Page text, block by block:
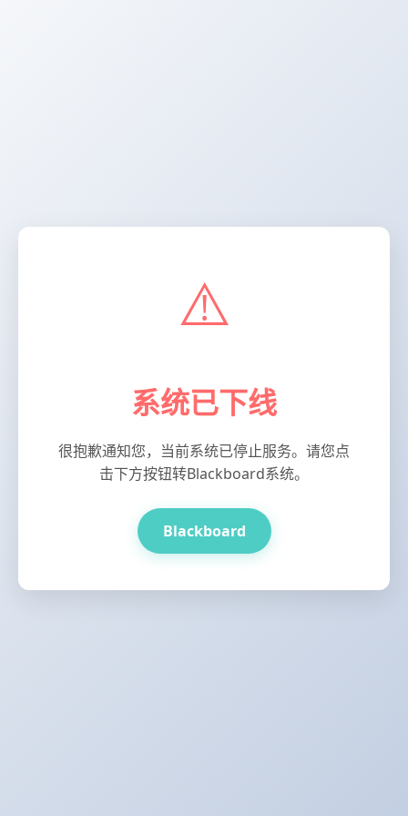
⚠️
系统已下线
很抱歉通知您，当前系统已停止服务。请您点
击下方按钮转Blackboard系统。
Blackboard